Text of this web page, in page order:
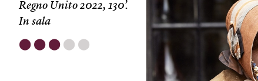
Regno Unito 2022, 130’.
In sala
⬤ ⬤ ⬤ ⬤ ⬤